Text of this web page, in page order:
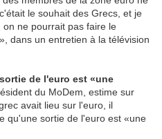
le souhait des Grecs, et je
ne pourrait pas faire le
dans un entretien à la télévision
de l'euro est «une
du MoDem, estime sur
avait lieu sur l'euro, il
qu'une sortie de l'euro est «une